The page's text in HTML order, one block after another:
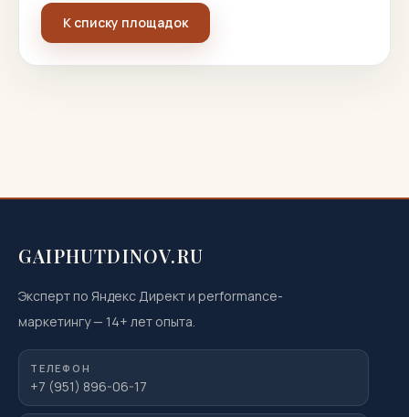
К списку площадок
GAIPHUTDINOV.RU
Эксперт по Яндекс Директ и performance-
маркетингу— 14+ лет опыта.
ТЕЛЕФОН
+7 (951) 896-06-17